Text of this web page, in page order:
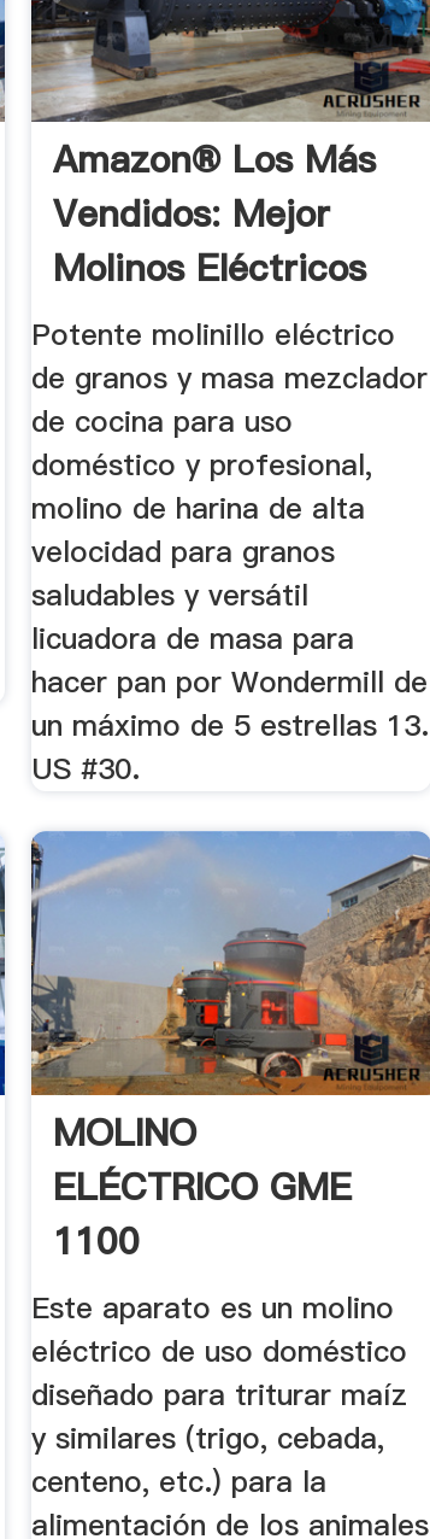
Amazon® Los Más
Vendidos: Mejor
Molinos Eléctricos
De Grano
Potente molinillo eléctrico
de granos y masa mezclador
de cocina para uso
doméstico y profesional,
molino de harina de alta
velocidad para granos
saludables y versátil
licuadora de masa para
hacer pan por Wondermill de
un máximo de 5 estrellas 13.
US #30.
MOLINO
ELÉCTRICO GME
1100
Este aparato es un molino
eléctrico de uso doméstico
diseñado para triturar maíz
y similares (trigo, cebada,
centeno, etc.) para la
alimentación de los animales